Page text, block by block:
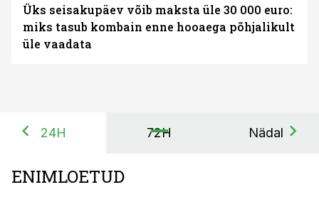
Üks seisakupäev võib maksta üle 30 000 euro:
miks tasub kombain enne hooaega põhjalikult
üle vaadata
24H 72H Nädal
ENIMLOETUD